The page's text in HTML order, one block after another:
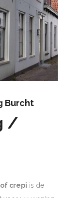
Burcht
/
crepi is de